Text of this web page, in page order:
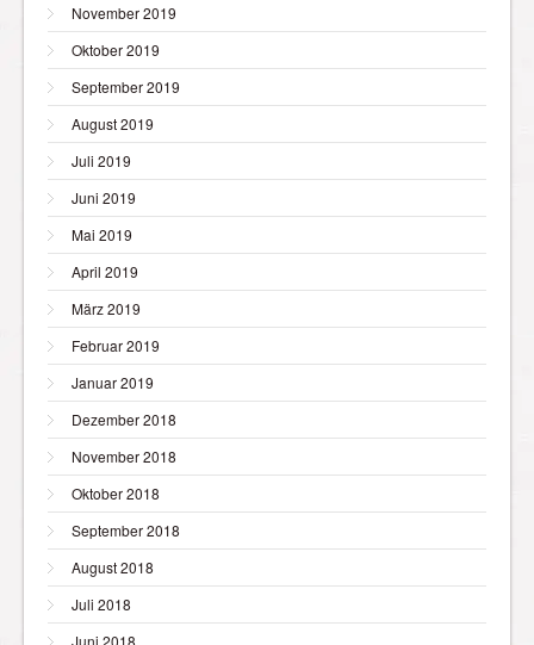
November 2019
Oktober 2019
September 2019
August 2019
Juli 2019
Juni 2019
Mai 2019
April 2019
März 2019
Februar 2019
Januar 2019
Dezember 2018
November 2018
Oktober 2018
September 2018
August 2018
Juli 2018
Juni 2018